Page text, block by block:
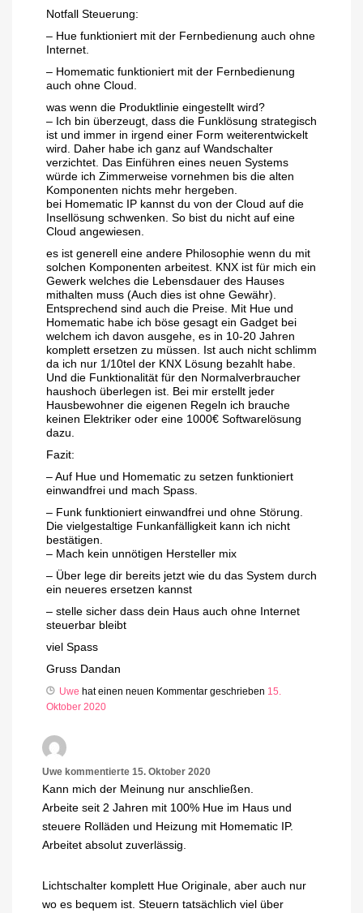
Notfall Steuerung:
– Hue funktioniert mit der Fernbedienung auch ohne
Internet.
– Homematic funktioniert mit der Fernbedienung
auch ohne Cloud.
was wenn die Produktlinie eingestellt wird?
– Ich bin überzeugt, dass die Funklösung strategisch
ist und immer in irgend einer Form weiterentwickelt
wird. Daher habe ich ganz auf Wandschalter
verzichtet. Das Einführen eines neuen Systems
würde ich Zimmerweise vornehmen bis die alten
Komponenten nichts mehr hergeben.
bei Homematic IP kannst du von der Cloud auf die
Insellösung schwenken. So bist du nicht auf eine
Cloud angewiesen.
es ist generell eine andere Philosophie wenn du mit
solchen Komponenten arbeitest. KNX ist für mich ein
Gewerk welches die Lebensdauer des Hauses
mithalten muss (Auch dies ist ohne Gewähr).
Entsprechend sind auch die Preise. Mit Hue und
Homematic habe ich böse gesagt ein Gadget bei
welchem ich davon ausgehe, es in 10-20 Jahren
komplett ersetzen zu müssen. Ist auch nicht schlimm
da ich nur 1/10tel der KNX Lösung bezahlt habe.
Und die Funktionalität für den Normalverbraucher
haushoch überlegen ist. Bei mir erstellt jeder
Hausbewohner die eigenen Regeln ich brauche
keinen Elektriker oder eine 1000€ Softwarelösung
dazu.
Fazit:
– Auf Hue und Homematic zu setzen funktioniert
einwandfrei und mach Spass.
– Funk funktioniert einwandfrei und ohne Störung.
Die vielgestaltige Funkanfälligkeit kann ich nicht
bestätigen.
– Mach kein unnötigen Hersteller mix
– Über lege dir bereits jetzt wie du das System durch
ein neueres ersetzen kannst
– stelle sicher dass dein Haus auch ohne Internet
steuerbar bleibt
viel Spass
Gruss Dandan
Uwe hat einen neuen Kommentar geschrieben 15.
Oktober 2020
Uwe kommentierte 15. Oktober 2020
Kann mich der Meinung nur anschließen.
Arbeite seit 2 Jahren mit 100% Hue im Haus und
steuere Rolläden und Heizung mit Homematic IP.
Arbeitet absolut zuverlässig.
Lichtschalter komplett Hue Originale, aber auch nur
wo es bequem ist. Steuern tatsächlich viel über